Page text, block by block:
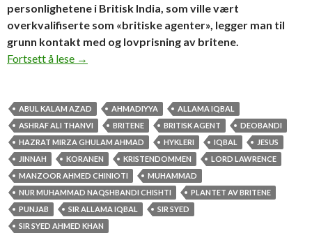
personlighetene i Britisk India, som ville vært
overkvalifiserte som «britiske agenter», legger man til
grunn kontakt med og lovprisning av britene.
Fortsett å lese
Plantet av britene
→
ABUL KALAM AZAD AHMADIYYA
ALLAMA IQBAL
ASHRAF ALI THANVI
BRITENE BRITISK AGENT
DEOBANDI
HAZRAT MIRZA GHULAM AHMAD
HYKLERI IQBAL
JESUS
JINNAH
KORANEN KRISTENDOMMEN
LORD LAWRENCE
MANZOOR AHMED CHINIOTI
MUHAMMAD
NUR MUHAMMAD NAQSHBANDI CHISHTI
PLANTET AV BRITENE
PUNJAB
SIR ALLAMA IQBAL
SIR SYED
SIR SYED AHMED KHAN